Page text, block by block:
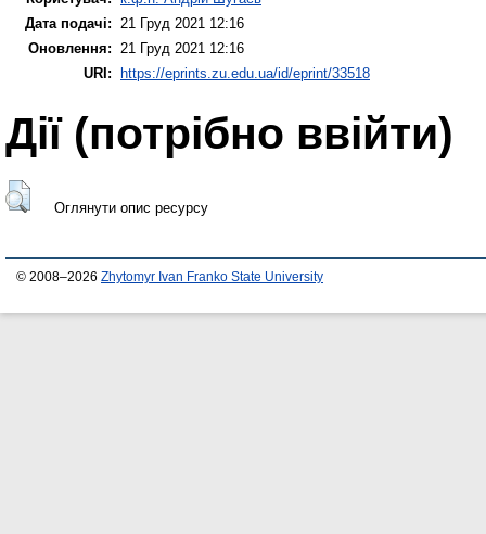
Дата подачі: 21 Груд 2021 12:16
Оновлення: 21 Груд 2021 12:16
URI:
https://eprints.zu.edu.ua/id/eprint/33518
Дії ​​(потрібно ввійти)
Оглянути опис ресурсу
© 2008–2026 Zhytomyr Ivan Franko State University